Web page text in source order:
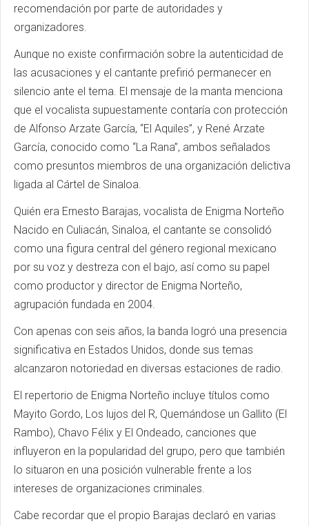
recomendación por parte de autoridades y
organizadores.
Aunque no existe confirmación sobre la autenticidad de
las acusaciones y el cantante prefirió permanecer en
silencio ante el tema. El mensaje de la manta menciona
que el vocalista supuestamente contaría con protección
de Alfonso Arzate García, “El Aquiles”, y René Arzate
García, conocido como “La Rana”, ambos señalados
como presuntos miembros de una organización delictiva
ligada al Cártel de Sinaloa.
Quién era Ernesto Barajas, vocalista de Enigma Norteño
Nacido en Culiacán, Sinaloa, el cantante se consolidó
como una figura central del género regional mexicano
por su voz y destreza con el bajo, así como su papel
como productor y director de Enigma Norteño,
agrupación fundada en 2004.
Con apenas con seis años, la banda logró una presencia
significativa en Estados Unidos, donde sus temas
alcanzaron notoriedad en diversas estaciones de radio.
El repertorio de Enigma Norteño incluye títulos como
Mayito Gordo, Los lujos del R, Quemándose un Gallito (El
Rambo), Chavo Félix y El Ondeado, canciones que
influyeron en la popularidad del grupo, pero que también
lo situaron en una posición vulnerable frente a los
intereses de organizaciones criminales.
Cabe recordar que el propio Barajas declaró en varias